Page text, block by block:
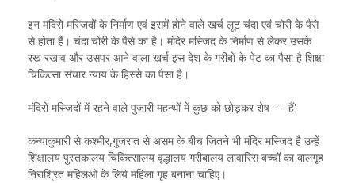
इन मंदिरों मस्जिदों के निर्माण एवं इसमें होने वाले खर्च लूट चंदा एवं चोरी के पैसे
से होता हैं। चंदा'चोरी के पैसे का है। मंदिर मस्जिद के निर्माण से लेकर उसके
रख रखाव और उसपर आने वाला खर्च इस देश के गरीबों के पेट का पैसा है शिक्षा
चिकित्सा संचार न्याय के हिस्से का पैसा है।
मंदिरों मस्जिदों में रहने वाले पुजारी महन्थों में कुछ को छोड़कर शेष ----हैं'
कन्याकुमारी से कश्मीर,गुजरात से असम के बीच जितने भी मंदिर मस्जिद है उन्हें
शिक्षालय पुस्तकालय चिकित्सालय वृद्धालय गरीबालय लावारिस बच्चों का बालगृह
निराश्रित महिलओ के लिये महिला गृह बनाना चाहिए।